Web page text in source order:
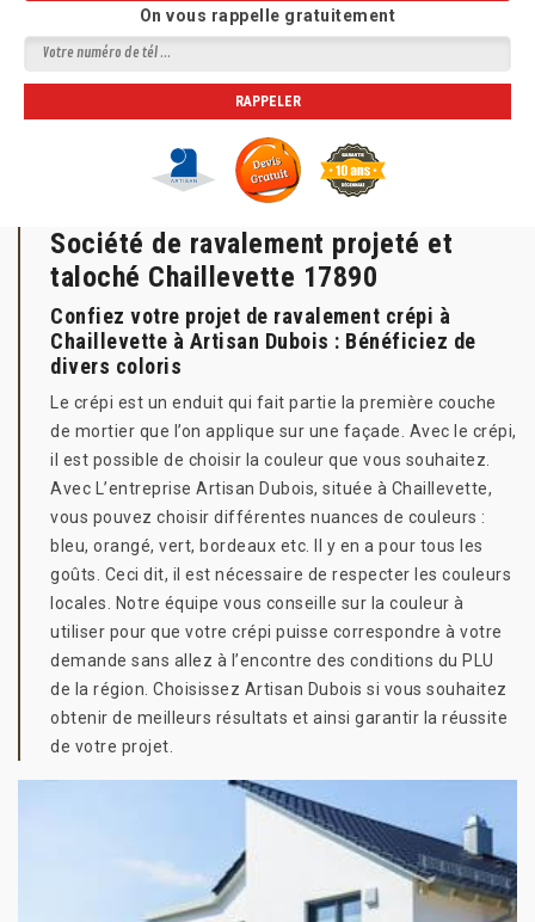
On vous rappelle gratuitement
Société de ravalement projeté et
taloché Chaillevette 17890
Confiez votre projet de ravalement crépi à
Chaillevette à Artisan Dubois : Bénéficiez de
divers coloris
Le crépi est un enduit qui fait partie la première couche
de mortier que l’on applique sur une façade. Avec le crépi,
il est possible de choisir la couleur que vous souhaitez.
Avec L’entreprise Artisan Dubois, située à Chaillevette,
vous pouvez choisir différentes nuances de couleurs :
bleu, orangé, vert, bordeaux etc. Il y en a pour tous les
goûts. Ceci dit, il est nécessaire de respecter les couleurs
locales. Notre équipe vous conseille sur la couleur à
utiliser pour que votre crépi puisse correspondre à votre
demande sans allez à l’encontre des conditions du PLU
de la région. Choisissez Artisan Dubois si vous souhaitez
obtenir de meilleurs résultats et ainsi garantir la réussite
de votre projet.